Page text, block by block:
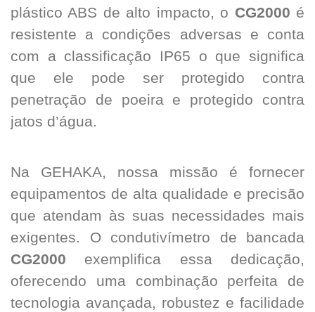
plástico ABS de alto impacto, o CG2000 é
resistente a condições adversas e conta
com a classificação IP65 o que significa
que ele pode ser protegido contra
penetração de poeira e protegido contra
jatos d’água.
Na GEHAKA, nossa missão é fornecer
equipamentos de alta qualidade e precisão
que atendam às suas necessidades mais
exigentes. O condutivímetro de bancada
CG2000 exemplifica essa dedicação,
oferecendo uma combinação perfeita de
tecnologia avançada, robustez e facilidade